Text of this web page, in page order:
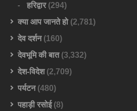
हरिद्वार(294)
क्या आप जानते हो(2,781)
देव दर्शन(160)
देवभूमि की बात(3,332)
देश-विदेश(2,709)
पर्यटन(480)
पहाड़ी रसोई(8)